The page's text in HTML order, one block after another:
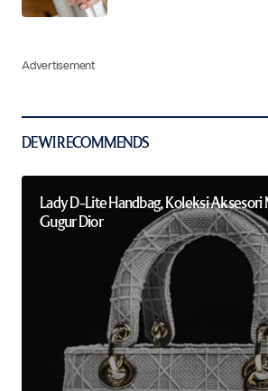
Advertisement
DEWI RECOMMENDS
Lady D-Lite Handbag, Koleksi Aksesori
Gugur Dior